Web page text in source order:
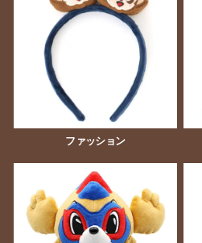
ファッション